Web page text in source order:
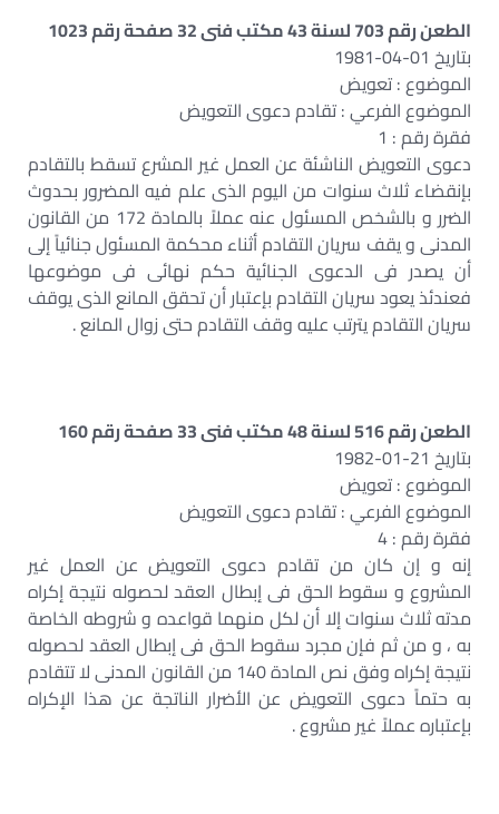
الطعن رقم 703 لسنة 43 مكتب فنى 32 صفحة رقم 1023
بتاريخ 01-04-1981
الموضوع : تعويض
الموضوع الفرعي : تقادم دعوى التعويض
فقرة رقم : 1
دعوى التعويض الناشئة عن العمل غير المشرع تسقط بالتقادم
بإنقضاء ثلاث سنوات من اليوم الذى علم فيه المضرور بحدوث
الضرر و بالشخص المسئول عنه عملاً بالمادة 172 من القانون
المدنى و يقف سريان التقادم أثناء محكمة المسئول جنائياً إلى
أن يصدر فى الدعوى الجنائية حكم نهائى فى موضوعها
فعندئذ يعود سريان التقادم بإعتبار أن تحقق المانع الذى يوقف
سريان التقادم يترتب عليه وقف التقادم حتى زوال المانع .
الطعن رقم 516 لسنة 48 مكتب فنى 33 صفحة رقم 160
بتاريخ 21-01-1982
الموضوع : تعويض
الموضوع الفرعي : تقادم دعوى التعويض
فقرة رقم : 4
إنه و إن كان من تقادم دعوى التعويض عن العمل غير
المشروع و سقوط الحق فى إبطال العقد لحصوله نتيجة إكراه
مدته ثلاث سنوات إلا أن لكل منهما قواعده و شروطه الخاصة
به ، و من ثم فإن مجرد سقوط الحق فى إبطال العقد لحصوله
نتيجة إكراه وفق نص المادة 140 من القانون المدنى لا تتقادم
به حتماً دعوى التعويض عن الأضرار الناتجة عن هذا الإكراه
بإعتباره عملاً غير مشروع .